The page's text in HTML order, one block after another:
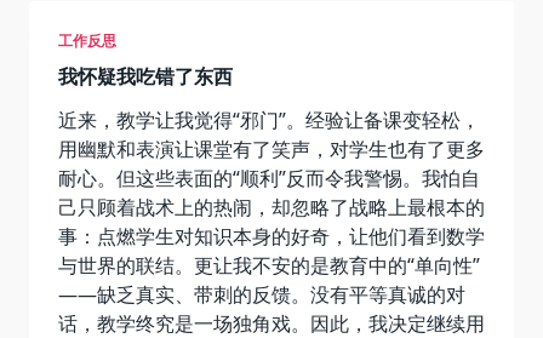
工作反思
我怀疑我吃错了东西
近来，教学让我觉得“邪门”。经验让备课变轻松，
用幽默和表演让课堂有了笑声，对学生也有了更多
耐心。但这些表面的“顺利”反而令我警惕。我怕自
己只顾着战术上的热闹，却忽略了战略上最根本的
事：点燃学生对知识本身的好奇，让他们看到数学
与世界的联结。更让我不安的是教育中的“单向性”
——缺乏真实、带刺的反馈。没有平等真诚的对
话，教学终究是一场独角戏。因此，我决定继续用